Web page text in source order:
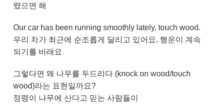
렸으면 해
Our car has been running smoothly lately, touch wood.
우리 차가 최근에 순조롭게 달리고 있어요. 행운이 계속
되기를 바래요
그렇다면 왜 나무를 두드리다 (knock on wood/touch
wood)라는 표현일까요?
정령이 나무에 산다고 믿는 사람들이